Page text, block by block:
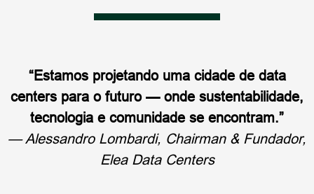
“Estamos projetando uma cidade de data
centers para o futuro — onde sustentabilidade,
tecnologia e comunidade se encontram.”
— Alessandro Lombardi, Chairman & Fundador,
Elea Data Centers